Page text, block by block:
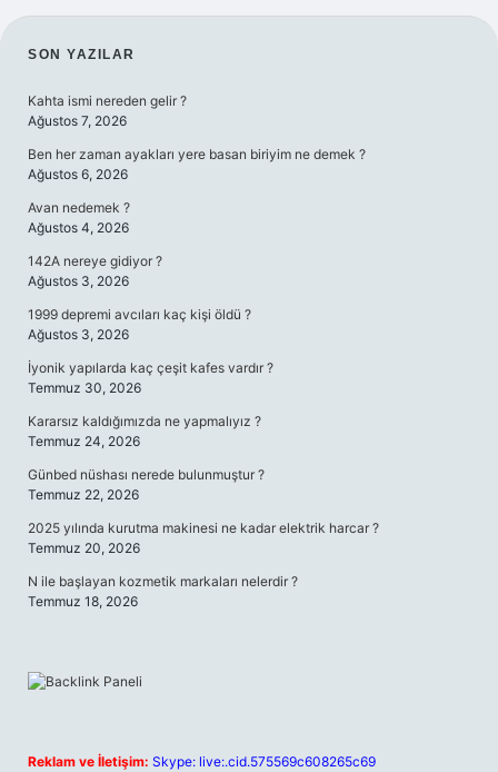
SIDEBAR
SON YAZILAR
Kahta ismi nereden gelir ?
Ağustos 7, 2026
Ben her zaman ayakları yere basan biriyim ne demek ?
Ağustos 6, 2026
Avan nedemek ?
Ağustos 4, 2026
142A nereye gidiyor ?
Ağustos 3, 2026
1999 depremi avcıları kaç kişi öldü ?
Ağustos 3, 2026
İyonik yapılarda kaç çeşit kafes vardır ?
Temmuz 30, 2026
Kararsız kaldığımızda ne yapmalıyız ?
Temmuz 24, 2026
Günbed nüshası nerede bulunmuştur ?
Temmuz 22, 2026
2025 yılında kurutma makinesi ne kadar elektrik harcar ?
Temmuz 20, 2026
N ile başlayan kozmetik markaları nelerdir ?
Temmuz 18, 2026
Reklam ve İletişim: Skype: live:.cid.575569c608265c69